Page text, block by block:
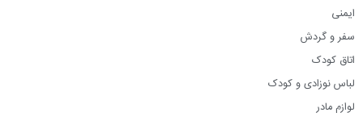
ایمنی
سفر و گردش
اتاق کودک
لباس نوزادی و کودک
لوازم مادر